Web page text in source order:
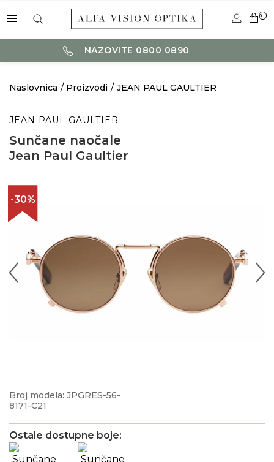
0
NAZOVITE 0800 0890
Naslovnica Proizvodi JEAN PAUL GAULTIER
JEAN PAUL GAULTIER
Sunčane naočale
Jean Paul Gaultier
-30%
Broj modela: JPGRES-56-
8171-C21
Ostale dostupne boje: